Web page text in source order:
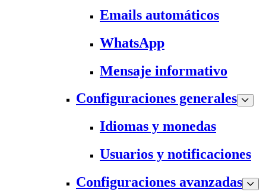
Emails automáticos
WhatsApp
Mensaje informativo
Configuraciones generales
Idiomas y monedas
Usuarios y notificaciones
Configuraciones avanzadas